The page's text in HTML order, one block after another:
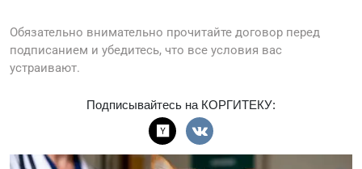
Обязательно внимательно прочитайте договор перед
подписанием и убедитесь, что все условия вас
устраивают.
Подписывайтесь на КОРГИТЕКУ: